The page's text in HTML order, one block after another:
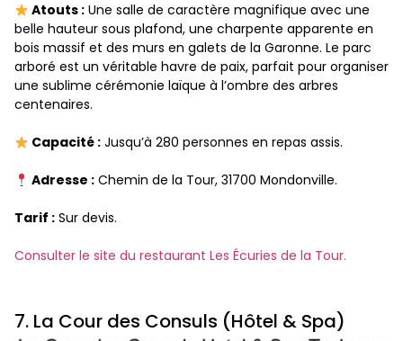
Atouts :Une salle de caractère magnifique avec une
belle hauteur sous plafond, une charpente apparente en
bois massif et des murs en galets de la Garonne. Le parc
arboré est un véritable havre de paix, parfait pour organiser
une sublime cérémonie laïque à l’ombre des arbres
centenaires.
Capacité :Jusqu’à 280 personnes en repas assis.
Adresse :Chemin de la Tour, 31700 Mondonville.
Tarif : Sur devis.
Consulter le site du restaurant Les Écuries de la Tour.
7. La Cour des Consuls (Hôtel & Spa)